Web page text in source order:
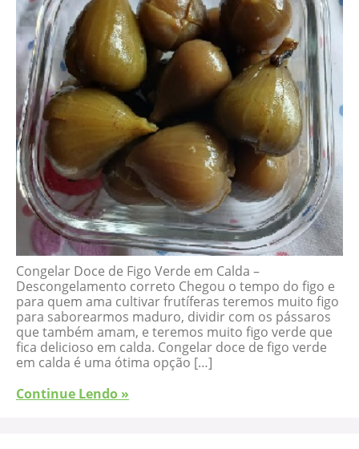
Congelar Doce de Figo Verde em Calda –
Descongelamento correto Chegou o tempo do figo e
para quem ama cultivar frutíferas teremos muito figo
para saborearmos maduro, dividir com os pássaros
que também amam, e teremos muito figo verde que
fica delicioso em calda. Congelar doce de figo verde
em calda é uma ótima opção […]
Continue Lendo »